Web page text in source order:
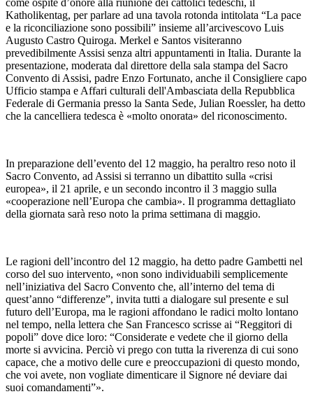
Katholikentag, per parlare ad una tavola rotonda intitolata “La pace
e la riconciliazione sono possibili” insieme all’arcivescovo Luis
Augusto Castro Quiroga. Merkel e Santos visiteranno
prevedibilmente Assisi senza altri appuntamenti in Italia. Durante la
presentazione, moderata dal direttore della sala stampa del Sacro
Convento di Assisi, padre Enzo Fortunato, anche il Consigliere capo
Ufficio stampa e Affari culturali dell'Ambasciata della Repubblica
Federale di Germania presso la Santa Sede, Julian Roessler, ha detto
che la cancelliera tedesca è «molto onorata» del riconoscimento.
In preparazione dell’evento del 12 maggio, ha peraltro reso noto il
Sacro Convento, ad Assisi si terranno un dibattito sulla «crisi
europea», il 21 aprile, e un secondo incontro il 3 maggio sulla
«cooperazione nell’Europa che cambia». Il programma dettagliato
della giornata sarà reso noto la prima settimana di maggio.
Le ragioni dell’incontro del 12 maggio, ha detto padre Gambetti nel
corso del suo intervento, «non sono individuabili semplicemente
nell’iniziativa del Sacro Convento che, all’interno del tema di
quest’anno “differenze”, invita tutti a dialogare sul presente e sul
futuro dell’Europa, ma le ragioni affondano le radici molto lontano
nel tempo, nella lettera che San Francesco scrisse ai “Reggitori di
popoli” dove dice loro: “Considerate e vedete che il giorno della
morte si avvicina. Perciò vi prego con tutta la riverenza di cui sono
capace, che a motivo delle cure e preoccupazioni di questo mondo,
che voi avete, non vogliate dimenticare il Signore né deviare dai
suoi comandamenti”».